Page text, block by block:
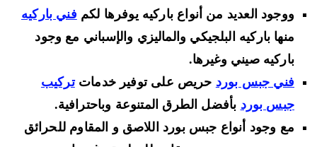
ووجود العديد من أنواع باركيه يوفرها لكمفني باركيه
منها باركيه البلجيكي والماليزي والإسباني مع وجود
باركيه صيني وغيرها.
فني جبس بوردحريص على توفير خدماتتركيب
جبس بوردبأفضل الطرق المتنوعة وباحترافية.
مع وجود أنواع جبس بورد اللاصق و المقاوم للحرائق